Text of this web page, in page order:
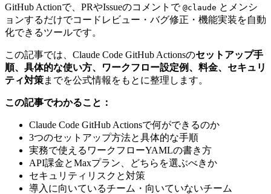
GitHub Actionで、PRやIssueのコメントで @claude とメンシ
ョンするだけでコードレビュー・バグ修正・機能実装を自動
化できるツールです。
この記事では、Claude Code GitHub Actionsのセットアップ手
順、具体的な使い方、ワークフロー設定例、料金、セキュリ
ティ対策までを公式情報をもとに整理します。
この記事でわかること：
Claude Code GitHub Actionsで何ができるのか
3つのセットアップ方法と具体的な手順
実務で使えるワークフローYAMLの書き方
API課金とMaxプラン、どちらを選ぶべきか
セキュリティリスクと対策
導入に向いているチーム・向いていないチーム